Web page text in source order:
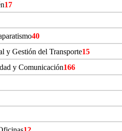
17
40
y Gestión del Transporte15
y Comunicación166